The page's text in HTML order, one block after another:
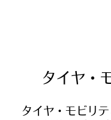
タイヤ・
タイヤ・モビリ